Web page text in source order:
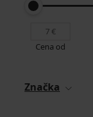
Cena od
Značka